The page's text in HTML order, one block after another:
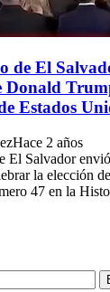
de El
Donald
Estados
Hace 2 años
El Salvador
la elección
47 en la